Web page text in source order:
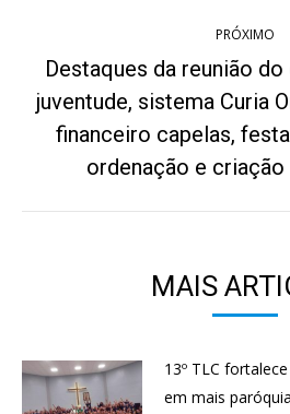
PRÓXIMO
post:
Destaques da reunião
juventude, sistema Curia
financeiro capelas,
ordenação e
MAIS
13º TLC
em mais